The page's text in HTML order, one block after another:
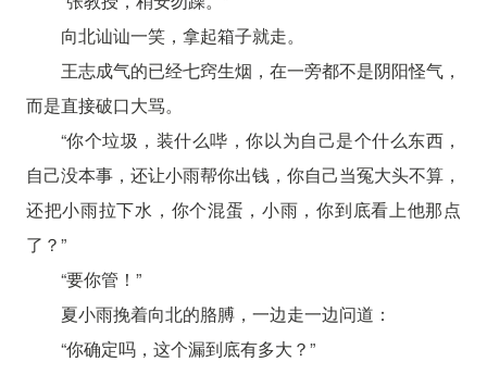
向北讪讪一笑，拿起箱子就走。
王志成气的已经七窍生烟，在一旁都不是阴阳怪气，
而是直接破口大骂。
“你个垃圾，装什么哔，你以为自己是个什么东西，
自己没本事，还让小雨帮你出钱，你自己当冤大头不算，
还把小雨拉下水，你个混蛋，小雨，你到底看上他那点
了？”
“要你管！”
夏小雨挽着向北的胳膊，一边走一边问道：
“你确定吗，这个漏到底有多大？”